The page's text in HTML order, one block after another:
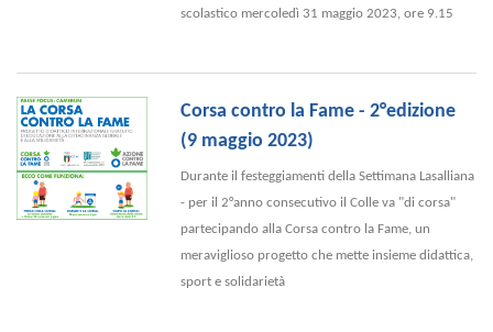
scolastico mercoledì 31 maggio 2023, ore 9.15
Corsa contro la Fame - 2°edizione
(9 maggio 2023)
Durante il festeggiamenti della Settimana Lasalliana
- per il 2°anno consecutivo il Colle va "di corsa"
partecipando alla Corsa contro la Fame, un
meraviglioso progetto che mette insieme didattica,
sport e solidarietà